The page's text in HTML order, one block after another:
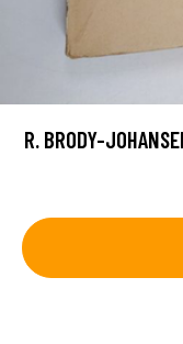
R. BRODY-